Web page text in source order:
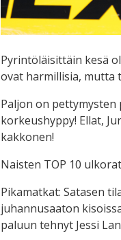
Pyrintöläisittäin kesä
ovat harmillisia, mutta
Paljon on pettymysten
korkeushyppy! Ellat,
kakkonen!
Naisten TOP 10
Pikamatkat: Satasen
juhannusaaton
paluun tehnyt Jessi